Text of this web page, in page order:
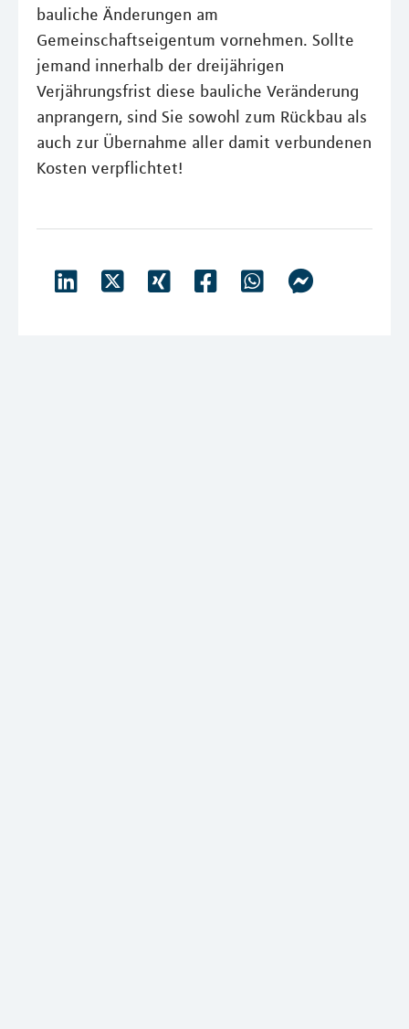
bauliche Änderungen am
Gemeinschaftseigentum vornehmen. Sollte
jemand innerhalb der dreijährigen
Verjährungsfrist diese bauliche Veränderung
anprangern, sind Sie sowohl zum Rückbau als
auch zur Übernahme aller damit verbundenen
Kosten verpflichtet!